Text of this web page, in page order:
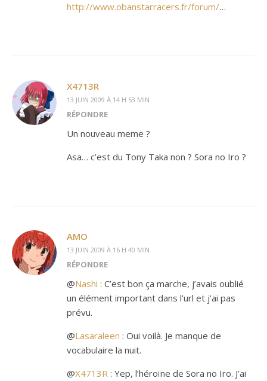
http://www.obanstarracers.fr/forum/…
X4713R
13 JUIN 2009 À 14 H 53 MIN
RÉPONDRE
Un nouveau meme ?
Asa… c’est du Tony Taka non ? Sora no Iro ?
AMO
13 JUIN 2009 À 16 H 40 MIN
RÉPONDRE
@Nashi : C’est bon ça marche, j’avais oublié
un élément important dans l’url et j’ai pas
prévu.
@Lasaraleen : Oui voilà. Je manque de
vocabulaire la nuit.
@X4713R : Yep, l’héroïne de Sora no Iro. J’ai